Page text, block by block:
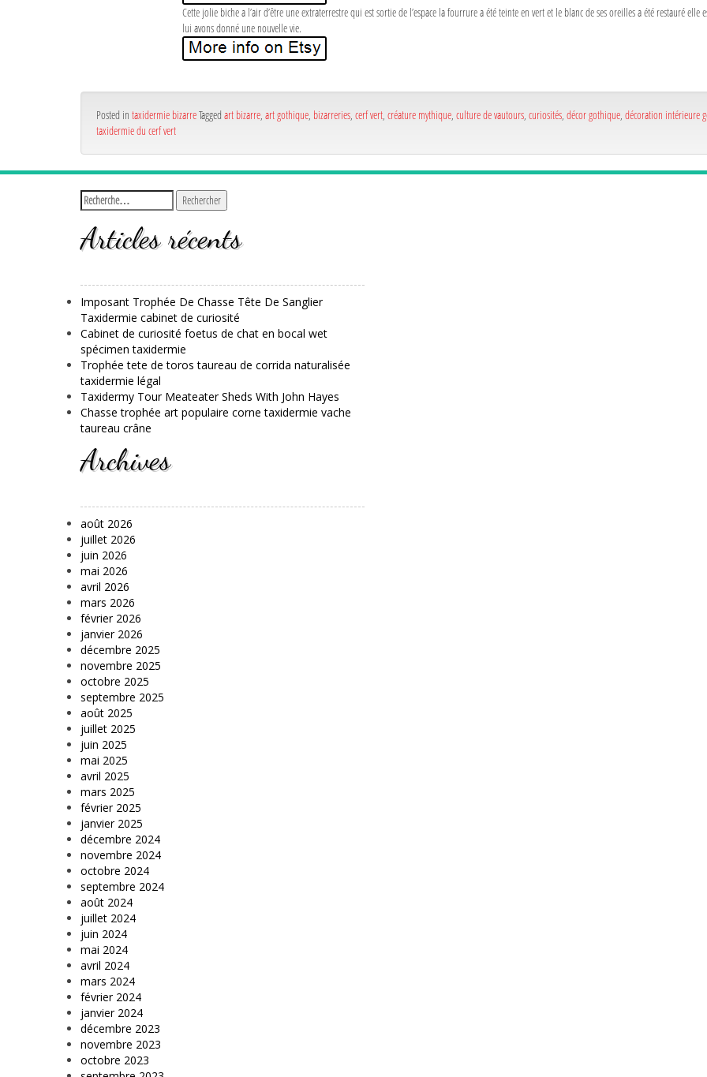
Cette jolie biche a l’air d’être une extraterrestre qui est sortie de l’espace la fourrure a été teinte en vert et le blanc de ses oreilles a été restauré elle
lui avons donné une nouvelle vie.
Posted in taxidermie bizarreTagged art bizarre art gothique bizarreries cerf vert créature mythique culture de vautours curiosités décor gothique décoration intérieure
taxidermie du cerf vert
Articles récents
Imposant Trophée De Chasse Tête De Sanglier
Taxidermie cabinet de curiosité
Cabinet de curiosité foetus de chat en bocal wet
spécimen taxidermie
Trophée tete de toros taureau de corrida naturalisée
taxidermie légal
Taxidermy Tour Meateater Sheds With John Hayes
Chasse trophée art populaire corne taxidermie vache
taureau crâne
Archives
août 2026
juillet 2026
juin 2026
mai 2026
avril 2026
mars 2026
février 2026
janvier 2026
décembre 2025
novembre 2025
octobre 2025
septembre 2025
août 2025
juillet 2025
juin 2025
mai 2025
avril 2025
mars 2025
février 2025
janvier 2025
décembre 2024
novembre 2024
octobre 2024
septembre 2024
août 2024
juillet 2024
juin 2024
mai 2024
avril 2024
mars 2024
février 2024
janvier 2024
décembre 2023
novembre 2023
octobre 2023